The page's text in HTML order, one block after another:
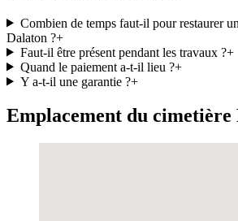
Combien de temps faut-il pour restaurer
Dalaton ?+
Faut-il être présent pendant les travaux ?+
Quand le paiement a-t-il lieu ?+
Y a-t-il une garantie ?+
Emplacement du cimetière